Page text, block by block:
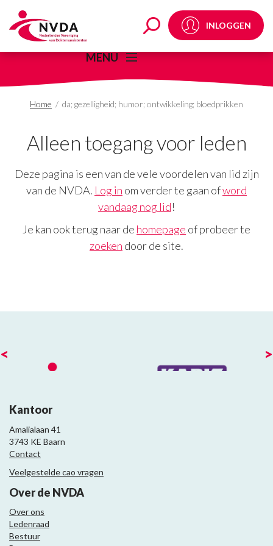
da; gezelligheid; INLOGGEN
MENU
Home / da; gezelligheid; humor; ontwikkeling; bloedprikken
Alleen toegang voor leden
Deze pagina is een van de vele voordelen van lid zijn
van de NVDA. Log in om verder te gaan ofword
vandaag nog lid!
Je kan ook terug naar de homepage of probeer te
zoeken door de site.
< >
Kantoor
Amalialaan 41
3743 KE Baarn
Contact
Veelgestelde cao vragen
Over de NVDA
Over ons
Ledenraad
Bestuur